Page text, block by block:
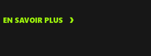
EN SAVOIR PLUS